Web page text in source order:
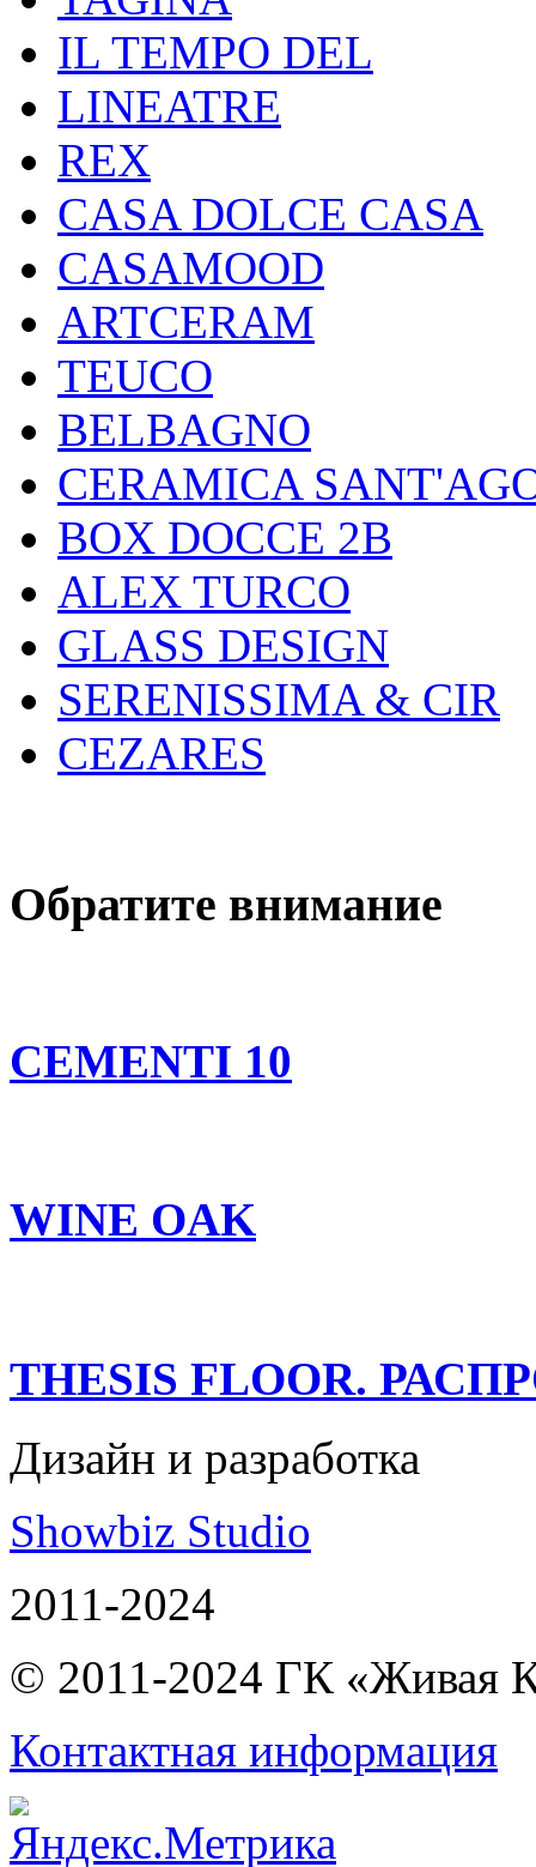
IL TEMPO DEL
LINEATRE
REX
CASA DOLCE CASA
CASAMOOD
ARTCERAM
TEUCO
BELBAGNO
CERAMICA
BOX DOCCE 2B
ALEX TURCO
GLASS DESIGN
SERENISSIMA & CIR
CEZARES
Обратите внимание
CEMENTI 10
WINE OAK
THESIS FLOOR.
Дизайн и разработка
Showbiz Studio
2011-2024
© 2011-2024 ГК «Живая
Контактная информация